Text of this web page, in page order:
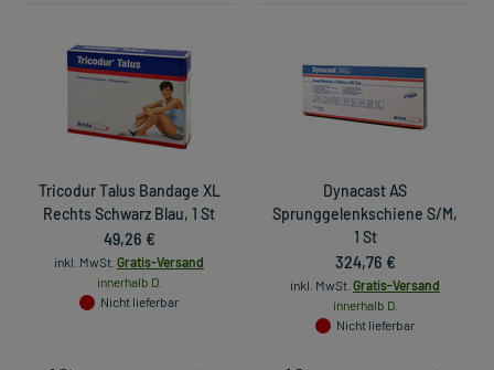
Tricodur Talus Bandage XL
Rechts Schwarz Blau, 1 St
49,26 €
inkl. MwSt. Gratis-Versand
innerhalb D.
Nicht lieferbar
Dynacast AS
Sprunggelenkschiene S/M,
1 St
324,76 €
inkl. MwSt. Gratis-Versand
innerhalb D.
Nicht lieferbar